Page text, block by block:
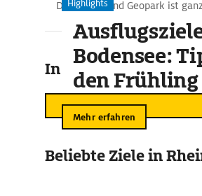
Der Natur- und Geopark ist
In der Umgebung
Highlights
Bodensee:
den Frühling
Mehr erfahren
Beliebte Ziele in